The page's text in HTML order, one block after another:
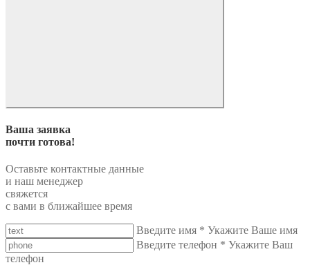
Ваша заявка
почти готова!
Оставьте контактные данные
и наш менеджер
свяжется
с вами в ближайшее время
Введите имя * Укажите Ваше имя
Введите телефон * Укажите Ваш
телефон